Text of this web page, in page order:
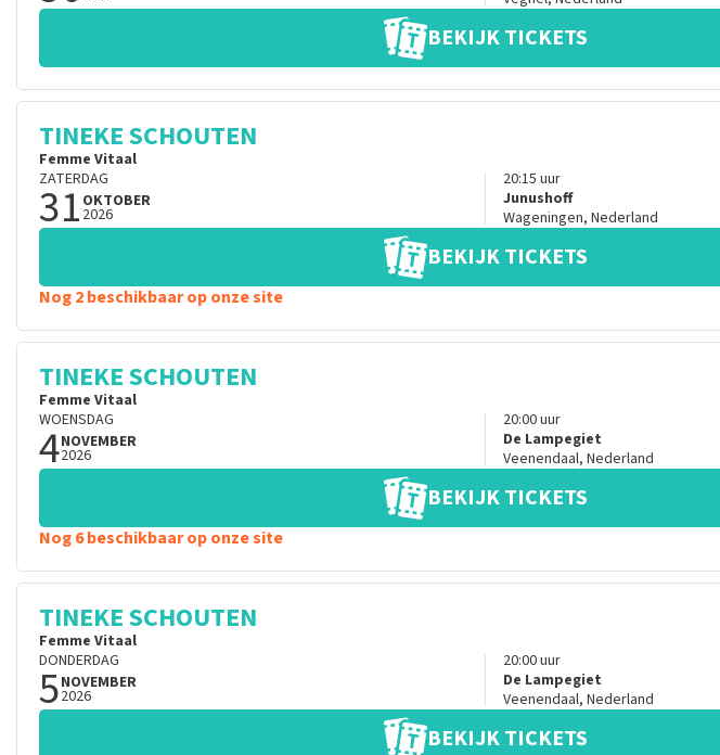
BEKIJK TICKETS
TINEKE SCHOUTEN
Femme Vitaal
ZATERDAG
31 OKTOBER
2026
20:15 uur
Junushoff
Wageningen, Nederland
BEKIJK TICKETS
Nog 2 beschikbaar op onze site
TINEKE SCHOUTEN
Femme Vitaal
WOENSDAG
4NOVEMBER
2026
20:00uur
De Lampegiet
Veenendaal, Nederland
BEKIJK TICKETS
Nog 6 beschikbaar op onze site
TINEKE SCHOUTEN
Femme Vitaal
DONDERDAG
5NOVEMBER
2026
20:00uur
De Lampegiet
Veenendaal, Nederland
BEKIJK TICKETS